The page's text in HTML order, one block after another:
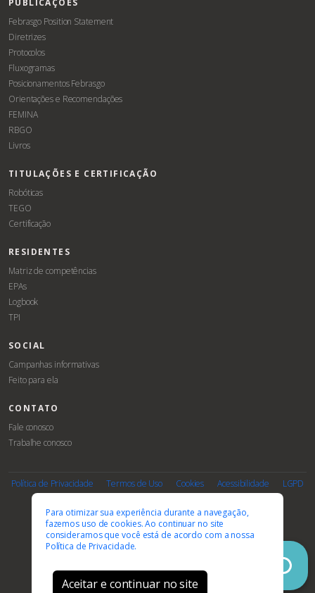
PUBLICAÇÕES
Febrasgo Position Statement
Diretrizes
Protocolos
Fluxogramas
Posicionamentos Febrasgo
Orientações e Recomendações
FEMINA
RBGO
Livros
TITULAÇÕES E CERTIFICAÇÃO
Robóticas
TEGO
Certificação
RESIDENTES
Matriz de competências
EPAs
Logbook
TPI
SOCIAL
Campanhas informativas
Feito para ela
CONTATO
Fale conosco
Trabalhe conosco
Política de Privacidade Termos de Uso Cookies Acessibilidade LGPD
PARCEIROS E AFILIAÇÕES
Para otimizar sua experiência durante a navegação,
fazemos uso de cookies. Ao continuar no site
consideramos que você está de acordo com a nossa
Política de Privacidade.
Aceitar e continuar no site